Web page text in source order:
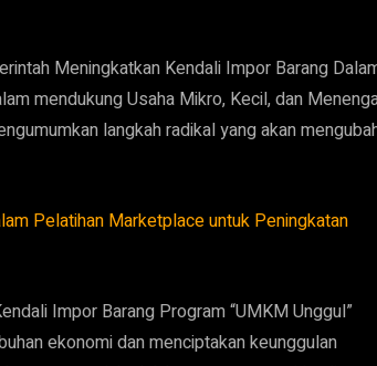
Meningkatkan Kendali Impor Barang
mendukung Usaha Mikro, Kecil, dan
langkah radikal yang akan
Pelatihan Marketplace untuk Peningkatan
Impor Barang Program “UMKM Unggul”
ekonomi dan menciptakan keunggulan